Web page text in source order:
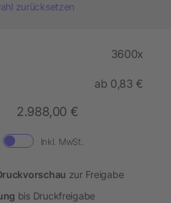
zurücksetzen
3600x
ab 0,83 €
2.988,00 €
Inkl. MwSt.
zur Freigabe
bis Druckfreigabe